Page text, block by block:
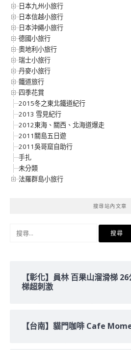
日本九州小旅行
日本信越小旅行
日本沖繩小旅行
德國小旅行
奧地利小旅行
瑞士小旅行
丹麥小旅行
鐵道旅行
四季花賞
2015冬之東北鐵道紀行
2013 雪見紀行
2012東海、關西、北海道爆走
2011關島五日遊
2011吳哥窟自助行
手扎
未分類
法羅群島小旅行
搜尋站內文章
【彰化】員林 百果山溜滑梯
梯超刺激
【台南】貓門咖啡 Cafe